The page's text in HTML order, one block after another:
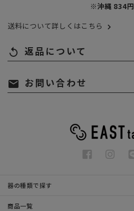
※沖縄 834円
送料について詳しくはこちら
replay 返品について
mail お問い合わせ
器の種類で探す
商品一覧